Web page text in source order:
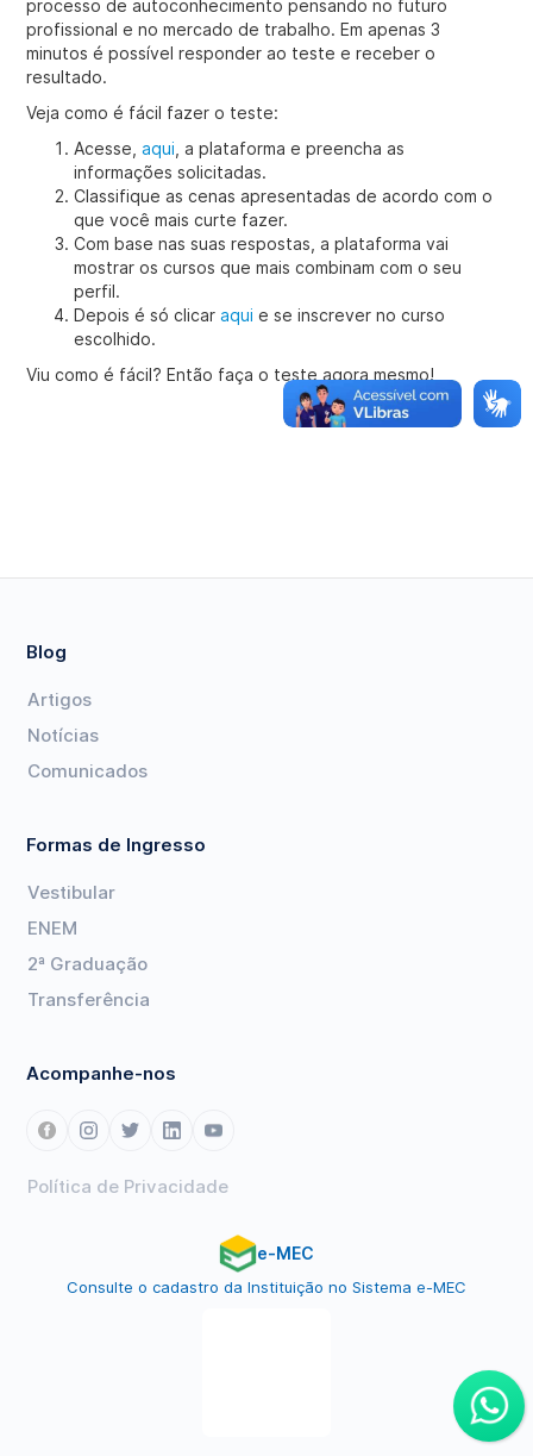
processo de autoconhecimento pensando no futuro
profissional e no mercado de trabalho. Em apenas 3
minutos é possível responder ao teste e receber o
resultado.
Veja como é fácil fazer o teste:
Acesse,aqui , a plataforma e preencha as
informações solicitadas.
Classifique as cenas apresentadas de acordo com o
que você mais curte fazer.
Com base nas suas respostas, a plataforma vai
mostrar os cursos que mais combinam com o seu
perfil.
Depois é só clicaraqui e se inscrever no curso
escolhido.
Viu como é fácil? Então faça o teste agora mesmo!
Blog
Artigos
Notícias
Comunicados
Formas de Ingresso
Vestibular
ENEM
2ª Graduação
Transferência
Acompanhe-nos
Política de Privacidade
e-MEC
Consulte o cadastro da Instituição no Sistema e-MEC